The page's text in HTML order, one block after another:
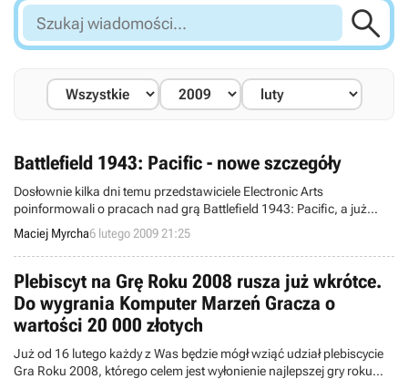
Szukaj
wiadomości...

Battlefield 1943: Pacific - nowe szczegóły
Dosłownie kilka dni temu przedstawiciele Electronic Arts
poinformowali o pracach nad grą Battlefield 1943: Pacific, a już
wiadomo o niej nieco więcej. Zgodnie bowiem z wcześniejszymi
obietnicami gra pokazana została na imprezie Comic Con, gdzie
redaktorzy serwisu Kotaku mieli okazję przyjrzeć się jej z bliska.
Maciej Myrcha6 lutego 2009 21:25
Plebiscyt na Grę Roku 2008 rusza już wkrótce.
Do wygrania Komputer Marzeń Gracza o
wartości 20 000 złotych
Już od 16 lutego każdy z Was będzie mógł wziąć udział plebiscycie
Gra Roku 2008, którego celem jest wyłonienie najlepszej gry roku